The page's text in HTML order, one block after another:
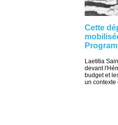
Cette
Laetitia
devant
budget et
un contexte